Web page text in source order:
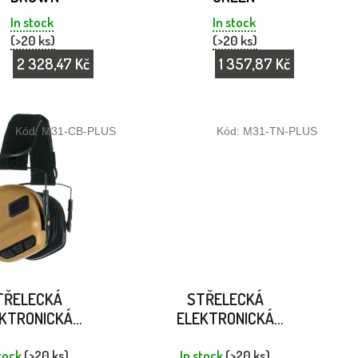
In stock
(>20 ks)
2 328,47 Kč
In stock
(>20 ks)
1 357,87 Kč
Kód: M31-CB-PLUS
STŘELECKÁ
ELEKTRONICKÁ
Kód: M31-TN-PLUS